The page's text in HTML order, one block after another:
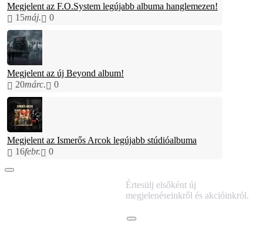
Megjelent az F.O.System legújabb albuma hanglemezen!
15máj. 0
Megjelent az új Beyond album!
20márc. 0
Megjelent az Ismerős Arcok legújabb stúdióalbuma
16febr. 0
Értesülj elsőként új
megjelenéseinkről és akcióinkról.